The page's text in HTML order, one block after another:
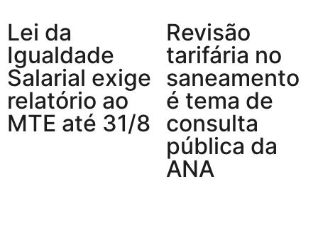
Lei da
Igualdade
Salarial exige
relatório ao
MTE até 31/8
Revisão
tarifária no
saneamento
é tema de
consulta
pública da
ANA